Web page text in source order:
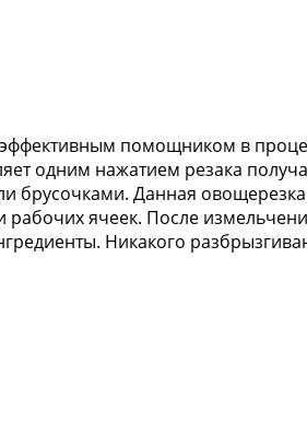
помощником в
одним нажатием резака
брусочками. Данная
ячеек. После
Никакого